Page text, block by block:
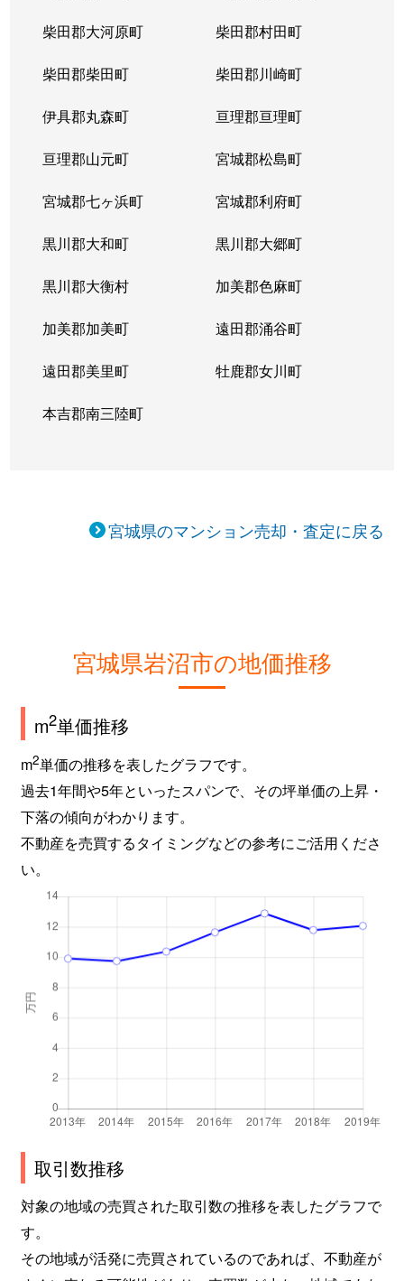
柴田郡大河原町 柴田郡村田町
柴田郡柴田町 柴田郡川崎町
伊具郡丸森町 亘理郡亘理町
亘理郡山元町 宮城郡松島町
宮城郡七ヶ浜町 宮城郡利府町
黒川郡大和町 黒川郡大郷町
黒川郡大衡村 加美郡色麻町
加美郡加美町 遠田郡涌谷町
遠田郡美里町 牡鹿郡女川町
本吉郡南三陸町
宮城県のマンション売却・査定に戻る
宮城県岩沼市の地価推移
m2単価推移
m2単価の推移を表したグラフです。
過去1年間や5年といったスパンで、その坪単価の上昇・
下落の傾向がわかります。
不動産を売買するタイミングなどの参考にご活用くださ
い。
取引数推移
対象の地域の売買された取引数の推移を表したグラフで
す。
その地域が活発に売買されているのであれば、不動産が